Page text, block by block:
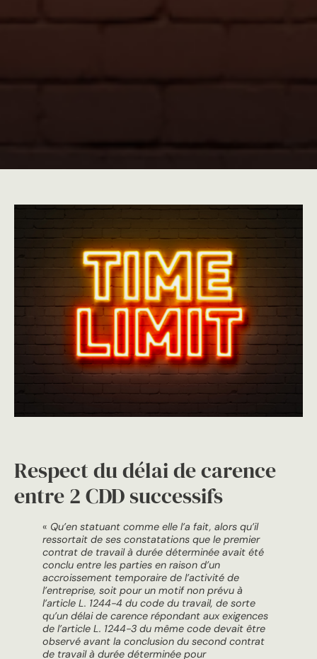
Respect du délai de carence
entre 2 CDD successifs
« Qu’en statuant comme elle l’a fait, alors qu’il
ressortait de ses constatations que le premier
contrat de travail à durée déterminée avait été
conclu entre les parties en raison d’un
accroissement temporaire de l’activité de
l’entreprise, soit pour un motif non prévu à
l’article L. 1244-4 du code du travail, de sorte
qu’un délai de carence répondant aux exigences
de l’article L. 1244-3 du même code devait être
observé avant la conclusion du second contrat
de travail à durée déterminée pour